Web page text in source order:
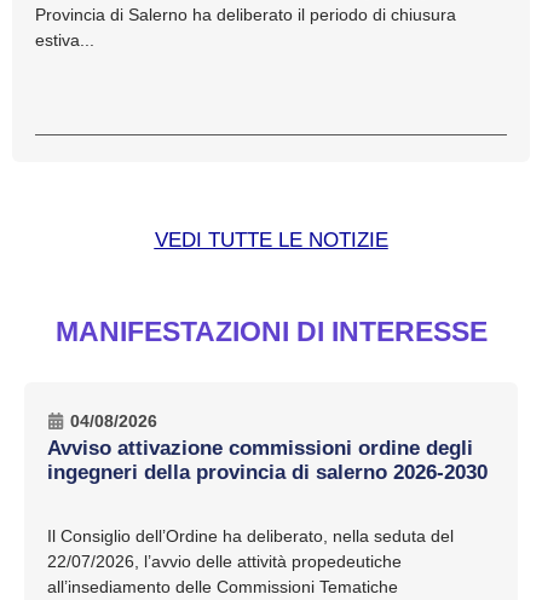
Provincia di Salerno ha deliberato il periodo di chiusura
estiva...
VEDI TUTTE LE NOTIZIE
MANIFESTAZIONI DI INTERESSE
04/08/2026
Avviso attivazione commissioni ordine degli
ingegneri della provincia di salerno 2026-2030
Il Consiglio dell’Ordine ha deliberato, nella seduta del
22/07/2026, l’avvio delle attività propedeutiche
all’insediamento delle Commissioni Tematiche